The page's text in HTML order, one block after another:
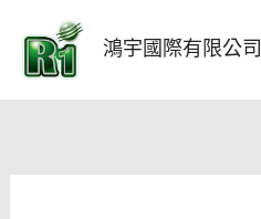
要
鴻宇國際有限公司